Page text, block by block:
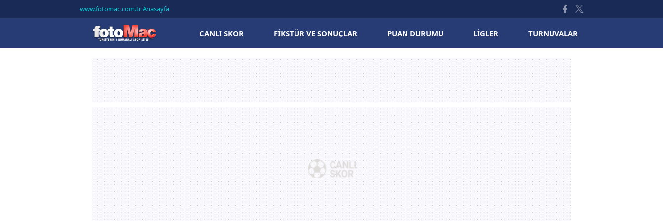
www.fotomac.com.tr Anasayfa
CANLI SKOR FIKSTÜR VE SONUÇLAR PUAN DURUMU LIGLER TURNUVALAR